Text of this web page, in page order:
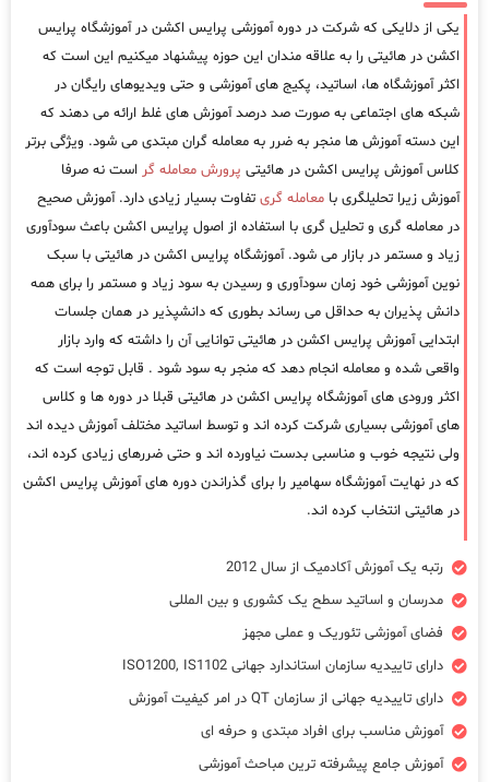
یکی از دلایکی که شرکت در دوره آموزشی پرایس اکشن در آموزشگاه پرایس
اکشن در هائیتی را به علاقه مندان این حوزه پیشنهاد میکنیم این است که
اکثر آموزشگاه ها، اساتید، پکیج های آموزشی و حتی ویدیوهای رایگان در
شبکه های اجتماعی به صورت صد درصد آموزش های غلط ارائه می دهند که
این دسته آموزش ها منجر به ضرر به معامله گران مبتدی می شود. ویژگی برتر
کلاس آموزش پرایس اکشن در هائیتی پرورش معامله گر است نه صرفا
آموزش زیرا تحلیلگری با معامله گری تفاوت بسیار زیادی دارد. آموزش صحیح
در معامله گری و تحلیل گری با استفاده از اصول پرایس اکشن باعث سودآوری
زیاد و مستمر در بازار می شود. آموزشگاه پرایس اکشن در هائیتی با سبک
نوین آموزشی خود زمان سودآوری و رسیدن به سود زیاد و مستمر را برای همه
دانش پذیران به حداقل می رساند بطوری که دانشپذیر در همان جلسات
ابتدایی آموزش پرایس اکشن در هائیتی توانایی آن را داشته که وارد بازار
واقعی شده و معامله انجام دهد که منجر به سود شود . قابل توجه است که
اکثر ورودی های آموزشگاه پرایس اکشن در هائیتی قبلا در دوره ها و کلاس
های آموزشی بسیاری شرکت کرده اند و توسط اساتید مختلف آموزش دیده اند
ولی نتیجه خوب و مناسبی بدست نیاورده اند و حتی ضررهای زیادی کرده اند،
که در نهایت آموزشگاه سهامیر را برای گذراندن دوره های آموزش پرایس اکشن
در هائیتی انتخاب کرده اند.
رتبه یک آموزش آکادمیک از سال 2012
مدرسان و اساتید سطح یک کشوری و بین المللی
فضای آموزشی تئوریک و عملی مجهز
دارای تاییدیه سازمان استاندارد جهانی ISO1200, IS1102
دارای تاییدیه جهانی از سازمان QT در امر کیفیت آموزش
آموزش مناسب برای افراد مبتدی و حرفه ای
آموزش جامع پیشرفته ترین مباحث آموزشی